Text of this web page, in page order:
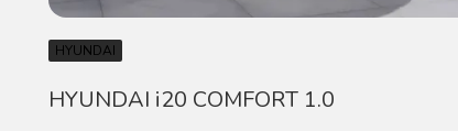
HYUNDAI
HYUNDAI i20 COMFORT 1.0